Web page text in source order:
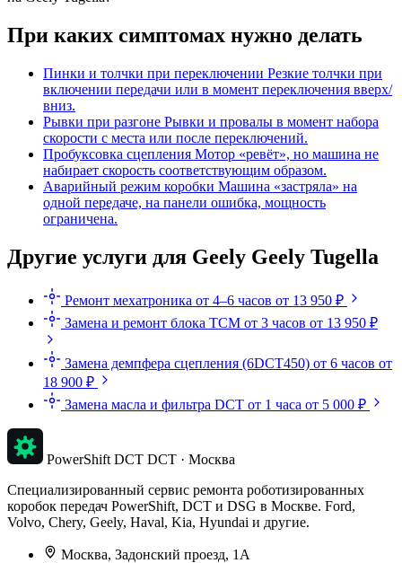
При каких симптомах нужно делать
Пинки и толчки при переключении Резкие толчки при
включении передачи или в момент переключения вверх/
вниз.
Рывки при разгоне Рывки и провалы в момент набора
скорости с места или после переключений.
Пробуксовка сцепления Мотор «ревёт», но машина не
набирает скорость соответствующим образом.
Аварийный режим коробки Машина «застряла» на
одной передаче, на панели ошибка, мощность
ограничена.
Другие услуги для Geely Geely Tugella
Ремонт мехатроника от 4–6 часов от 13 950 ₽
Замена и ремонт блока TCM от 3 часов от 13 950 ₽
Замена демпфера сцепления (6DCT450) от 6 часов от
18 900 ₽
Замена масла и фильтра DCT от 1 часа от 5 000 ₽
PowerShift DCT DCT · Москва
Специализированный сервис ремонта роботизированных
коробок передач PowerShift, DCT и DSG в Москве. Ford,
Volvo, Chery, Geely, Haval, Kia, Hyundai и другие.
Москва, Задонский проезд, 1А